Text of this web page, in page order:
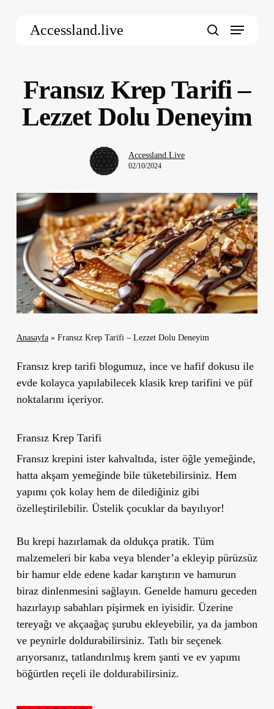
Accessland.live Menu
Fransız Krep Tarifi –
Lezzet Dolu Deneyim
Accessland.Live
02/10/2024
Anasayfa» Fransız Krep Tarifi – Lezzet Dolu Deneyim
Fransız krep tarifi blogumuz, ince ve hafif dokusu ile
evde kolayca yapılabilecek klasik krep tarifini ve püf
noktalarını içeriyor.
Fransız Krep Tarifi
Fransız krepini ister kahvaltıda, ister öğle yemeğinde,
hatta akşam yemeğinde bile tüketebilirsiniz. Hem
yapımı çok kolay hem de dilediğiniz gibi
özelleştirilebilir. Üstelik çocuklar da bayılıyor!
Bu krepi hazırlamak da oldukça pratik. Tüm
malzemeleri bir kaba veya blender’a ekleyip pürüzsüz
bir hamur elde edene kadar karıştırın ve hamurun
biraz dinlenmesini sağlayın. Genelde hamuru geceden
hazırlayıp sabahları pişirmek en iyisidir. Üzerine
tereyağı ve akçaağaç şurubu ekleyebilir, ya da jambon
ve peynirle doldurabilirsiniz. Tatlı bir seçenek
arıyorsanız, tatlandırılmış krem şanti ve ev yapımı
böğürtlen reçeli ile doldurabilirsiniz.